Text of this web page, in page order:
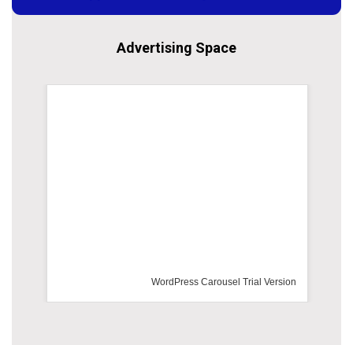
Advertising Space
WordPress Carousel Trial Version